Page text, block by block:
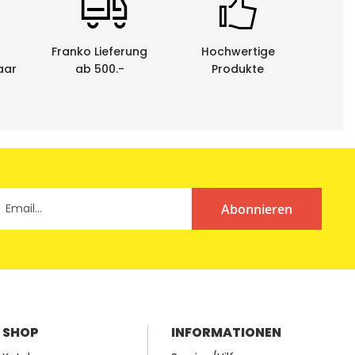
Schriftbandkassetten durch uns entsorgen zu
Behindertenwerk zerlegt und die Rohstoffe der
Franko Lieferung
ab 500.-
Hochwertige
Produkte
Abonnieren
SHOP INFORMATIONEN